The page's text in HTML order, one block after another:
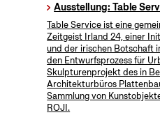
Ausstellung: Table
Table Service ist eine
Zeitgeist Irland 24, einer
und der irischen Botschaft
den Entwurfsprozess für
Skulpturenprojekt des in
Architekturbüros
Sammlung von
ROJI.